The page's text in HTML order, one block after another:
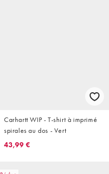
Carhartt WIP - T-shirt à imprimé
spirales au dos - Vert
43,99 €